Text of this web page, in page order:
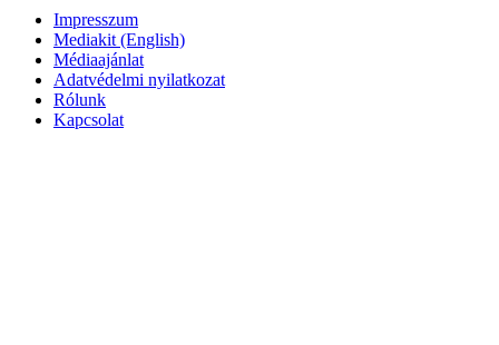
Impresszum
Mediakit (English)
Médiaajánlat
Adatvédelmi nyilatkozat
Rólunk
Kapcsolat